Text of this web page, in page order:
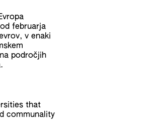
februarja
v enaki
področjih
that
communality